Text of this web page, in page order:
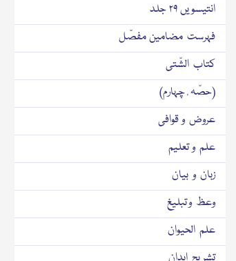
انتیسویں ۲۹ جلد
فہرست مضامین مفصّل
کتاب الشّتی
(حصّہ ٔ چہارم)
عروض و قوافی
علم و تعلیم
زبان و بیان
وعظ و تبلیغ
علم الحیوان